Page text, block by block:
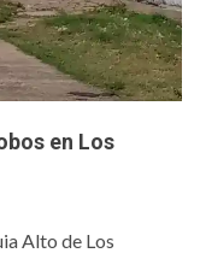
en Los
Alto de Los